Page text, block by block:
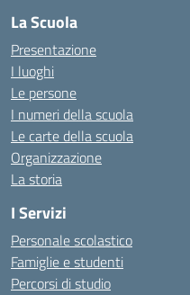
La Scuola
Presentazione
I luoghi
Le persone
I numeri della scuola
Le carte della scuola
Organizzazione
La storia
I Servizi
Personale scolastico
Famiglie e studenti
Percorsi di studio